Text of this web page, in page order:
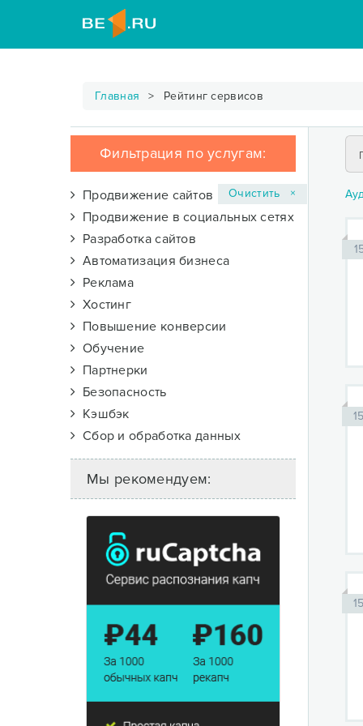
Главная Рейтинг сервисов
Фильтрация по услугам:
Продвижение сайтов
Продвижение в социальных сетях
Разработка сайтов
Автоматизация бизнеса
Реклама
Хостинг
Повышение конверсии
Обучение
Партнерки
Безопасность
Кэшбэк
Сбор и обработка данных
Очистить ×
Мы рекомендуем: